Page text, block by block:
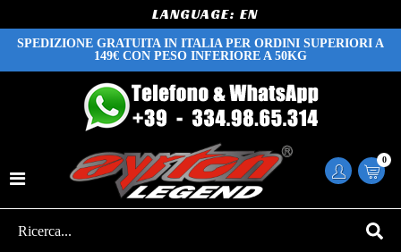
LANGUAGE:
SPEDIZIONE GRATUITA IN ITALIA PER ORDINI SUPERIORI A
149€ CON PESO INFERIORE A 50KG
0